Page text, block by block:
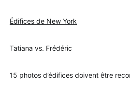
Édifices de New York
Tatiana vs. Frédéric
15 photos d’édifices doivent être